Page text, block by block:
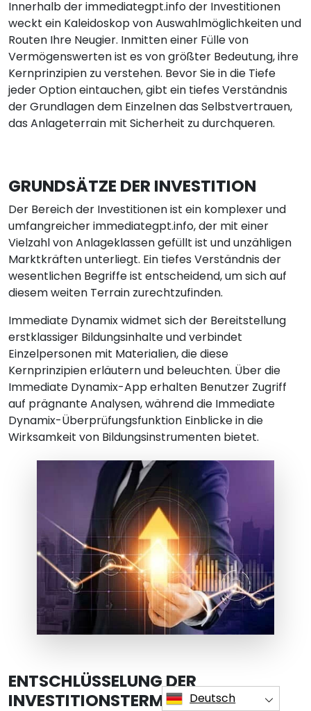
Innerhalb der immediategpt.info der Investitionen
weckt ein Kaleidoskop von Auswahlmöglichkeiten und
Routen Ihre Neugier. Inmitten einer Fülle von
Vermögenswerten ist es von größter Bedeutung, ihre
Kernprinzipien zu verstehen. Bevor Sie in die Tiefe
jeder Option eintauchen, gibt ein tiefes Verständnis
der Grundlagen dem Einzelnen das Selbstvertrauen,
das Anlageterrain mit Sicherheit zu durchqueren.
GRUNDSÄTZE DER INVESTITION
Der Bereich der Investitionen ist ein komplexer und
umfangreicher immediategpt.info, der mit einer
Vielzahl von Anlageklassen gefüllt ist und unzähligen
Marktkräften unterliegt. Ein tiefes Verständnis der
wesentlichen Begriffe ist entscheidend, um sich auf
diesem weiten Terrain zurechtzufinden.
Immediate Dynamix widmet sich der Bereitstellung
erstklassiger Bildungsinhalte und verbindet
Einzelpersonen mit Materialien, die diese
Kernprinzipien erläutern und beleuchten. Über die
Immediate Dynamix-App erhalten Benutzer Zugriff
auf prägnante Analysen, während die Immediate
Dynamix-Überprüfungsfunktion Einblicke in die
Wirksamkeit von Bildungsinstrumenten bietet.
ENTSCHLÜSSELUNG DER
INVESTITIONSTERMINOLOGIE
Deutsch